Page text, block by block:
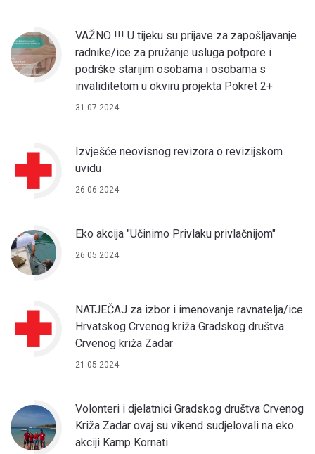
VAŽNO !!! U tijeku su prijave za zapošljavanje
radnike/ice za pružanje usluga potpore i
podrške starijim osobama i osobama s
invaliditetom u okviru projekta Pokret 2+
31.07.2024.
Izvješće neovisnog revizora o revizijskom
uvidu
26.06.2024.
Eko akcija "Učinimo Privlaku privlačnijom"
26.05.2024.
NATJEČAJ za izbor i imenovanje ravnatelja/ice
Hrvatskog Crvenog križa Gradskog društva
Crvenog križa Zadar
21.05.2024.
Volonteri i djelatnici Gradskog društva Crvenog
Križa Zadar ovaj su vikend sudjelovali na eko
akciji Kamp Kornati